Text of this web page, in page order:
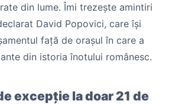
din lume. Îmi trezește amintiri
David Popovici, care își
față de orașul în care a
din istoria înotului românesc.
excepție la doar 21 de